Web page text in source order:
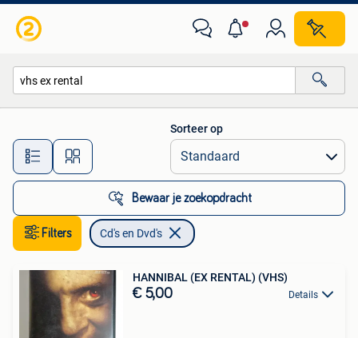
Alle afstanden…
Sorteer op
Bewaar je zoekopdracht
Filters Cd's en Dvd's
HANNIBAL (EX RENTAL) (VHS)
€ 5,00 Details